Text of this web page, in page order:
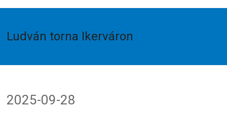
Ludván torna Ikerváron
2025-09-28